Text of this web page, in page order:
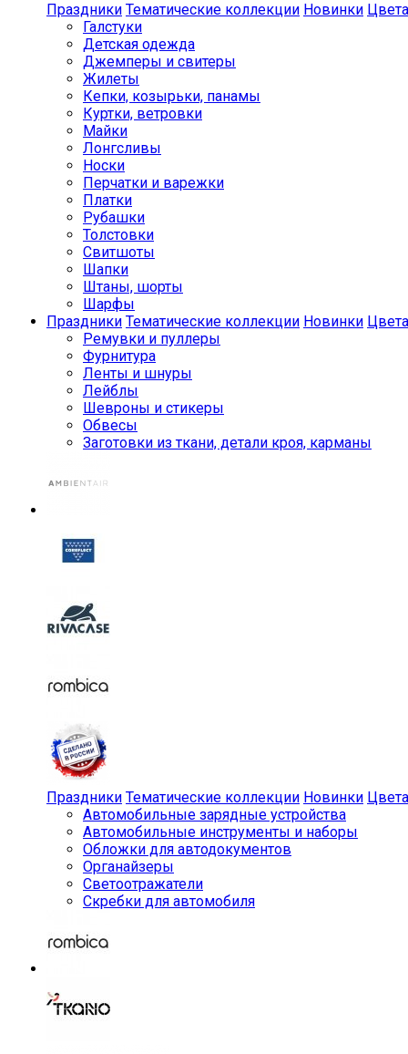
Праздники Тематические коллекции Новинки Цвета
Галстуки
Детская одежда
Джемперы и свитеры
Жилеты
Кепки, козырьки, панамы
Куртки, ветровки
Майки
Лонгсливы
Носки
Перчатки и варежки
Платки
Рубашки
Толстовки
Свитшоты
Шапки
Штаны, шорты
Шарфы
Праздники Тематические коллекции Новинки Цвета
Ремувки и пуллеры
Фурнитура
Ленты и шнуры
Лейблы
Шевроны и стикеры
Обвесы
Заготовки из ткани, детали кроя, карманы
Праздники Тематические коллекции Новинки Цвета
Автомобильные зарядные устройства
Автомобильные инструменты и наборы
Обложки для автодокументов
Органайзеры
Светоотражатели
Скребки для автомобиля